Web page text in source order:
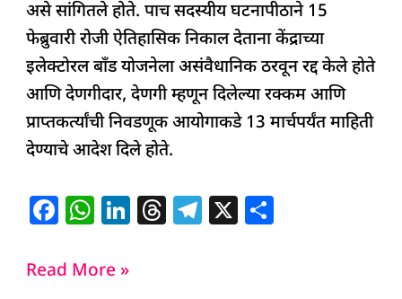
असे सांगितले होते. पाच सदस्यीय घटनापीठाने 15
फेब्रुवारी रोजी ऐतिहासिक निकाल देताना केंद्राच्या
इलेक्टोरल बाँड योजनेला असंवैधानिक ठरवून रद्द केले होते
आणि देणगीदार, देणगी म्हणून दिलेल्या रक्कम आणि
प्राप्तकर्त्यांची निवडणूक आयोगाकडे 13 मार्चपर्यंत माहिती
देण्याचे आदेश दिले होते.
F
c
W
at
Li T T X
Read More »